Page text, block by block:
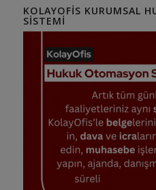
KOLAYOFIS KURUMSAL
SISTEMI